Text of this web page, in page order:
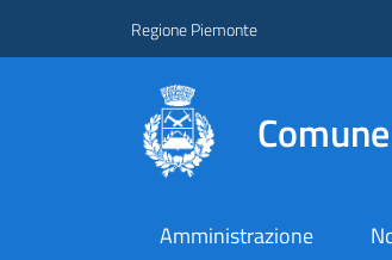
Regione Piemonte
Amministrazione